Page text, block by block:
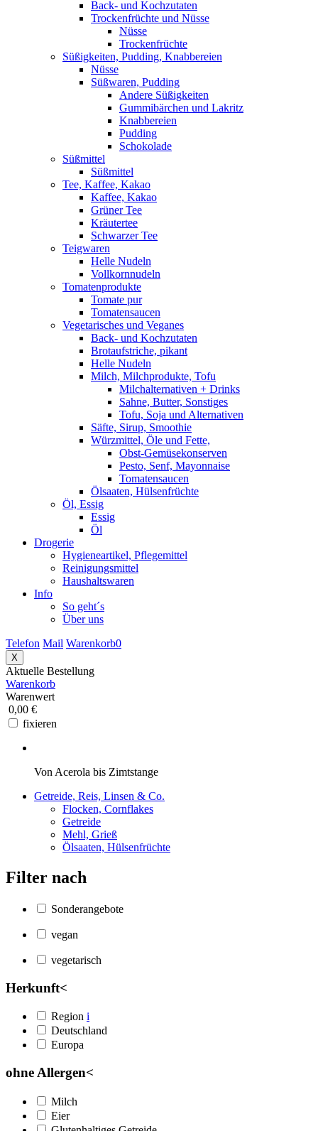
Back- und Kochzutaten
Trockenfrüchte und Nüsse
Nüsse
Trockenfrüchte
Süßigkeiten, Pudding, Knabbereien
Nüsse
Süßwaren, Pudding
Andere Süßigkeiten
Gummibärchen und Lakritz
Knabbereien
Pudding
Schokolade
Süßmittel
Süßmittel
Tee, Kaffee, Kakao
Kaffee, Kakao
Grüner Tee
Kräutertee
Schwarzer Tee
Teigwaren
Helle Nudeln
Vollkornnudeln
Tomatenprodukte
Tomate pur
Tomatensaucen
Vegetarisches und Veganes
Back- und Kochzutaten
Brotaufstriche, pikant
Helle Nudeln
Milch, Milchprodukte, Tofu
Milchalternativen + Drinks
Sahne, Butter, Sonstiges
Tofu, Soja und Alternativen
Säfte, Sirup, Smoothie
Würzmittel, Öle und Fette,
Obst-Gemüsekonserven
Pesto, Senf, Mayonnaise
Tomatensaucen
Ölsaaten, Hülsenfrüchte
Öl, Essig
Essig
Öl
Drogerie
Hygieneartikel, Pflegemittel
Reinigungsmittel
Haushaltswaren
Info
So geht´s
Über uns
Telefon Mail Warenkorb0
X
Aktuelle Bestellung
Warenkorb
Warenwert
0,00 €
fixieren
Von Acerola bis Zimtstange
Getreide, Reis, Linsen & Co.
Flocken, Cornflakes
Getreide
Mehl, Grieß
Ölsaaten, Hülsenfrüchte
Filter nach
Sonderangebote
vegan
vegetarisch
Herkunft<
Region i
Deutschland
Europa
ohne Allergen<
Milch
Eier